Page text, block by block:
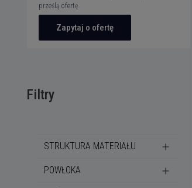
prześlą ofertę.
Zapytaj o ofertę
Filtry
STRUKTURA MATERIAŁU
POWŁOKA